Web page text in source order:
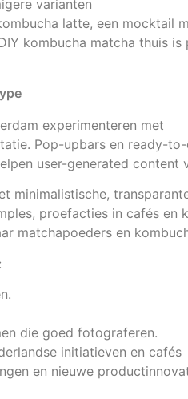
varianten
latte, een mocktail
kombucha matcha thuis is
experimenteren met
Pop-upbars en ready-
user-generated content
minimalistische,
proefacties in cafés en
matchapoeders en
die goed fotograferen.
initiatieven en cafés
en nieuwe